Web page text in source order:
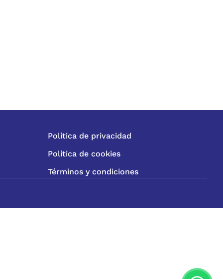
Política de privacidad
Política de cookies
Términos y condiciones